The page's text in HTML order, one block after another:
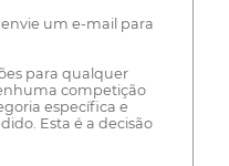
um e-mail para
para qualquer
competição
específica e
Esta é a decisão